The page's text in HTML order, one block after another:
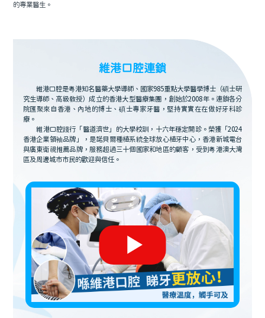
的專業醫生。
維港口腔連鎖
維港口腔是粵港知名醫藥大學導師、國家985重點大學醫學博士（碩士研
究生導師、高級教授）成立的香港大型醫療集團，創始於2008年。連鎖各分
院匯聚來自香港、內地的博士、碩士專家牙醫，堅持實實在在做好牙科診
療。
維港口腔踐行「醫道濟世」的大學校訓，十六年穩定開診。榮獲「2024
香港企業領袖品牌」，是諾貝爾種植系統全球放心植牙中心，香港新城電台
與廣東衛視推薦品牌，服務超過三十個國家和地區的顧客，受到粵港澳大灣
區及周邊城市市民的歡迎與信任。